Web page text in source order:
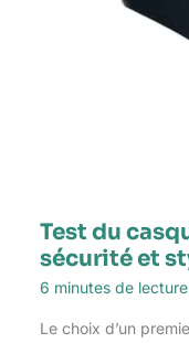
Test du
sécurité et
6 minutes de lecture
Le choix d’un